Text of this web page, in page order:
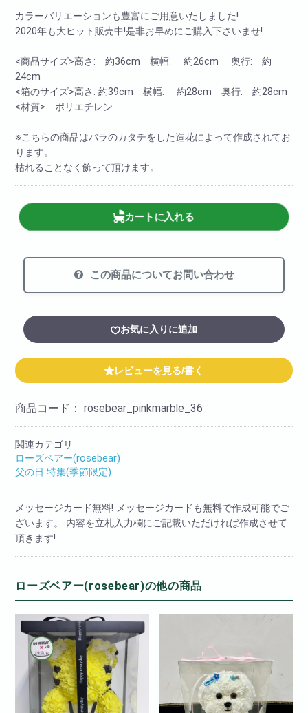
カラーバリエーションも豊富にご用意いたしました!
2020年も大ヒット販売中!是非お早めにご購入下さいませ!
<商品サイズ>高さ: 約36cm 横幅: 約26cm 奥行: 約
24cm
<箱のサイズ>高さ: 約39cm 横幅: 約28cm 奥行: 約28cm
<材質> ポリエチレン
※こちらの商品はバラのカタチをした造花によって作成されてお
ります。
枯れることなく飾って頂けます。
カートに入れる
この商品についてお問い合わせ
お気に入りに追加
レビューを見る/書く
商品コード：rosebear_pinkmarble_36
関連カテゴリ
ローズベアー(rosebear)
父の日 特集(季節限定)
メッセージカード無料! メッセージカードも無料で作成可能でご
ざいます。 内容を立札入力欄にご記載いただければ作成させて
頂きます!
ローズベアー(rosebear)の他の商品